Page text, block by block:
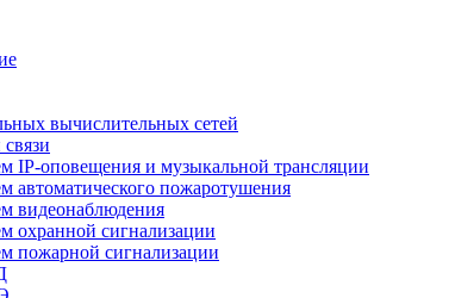
вычислительных сетей
IP-оповещения и музыкальной трансляции
автоматического пожаротушения
видеонаблюдения
охранной сигнализации
пожарной сигнализации